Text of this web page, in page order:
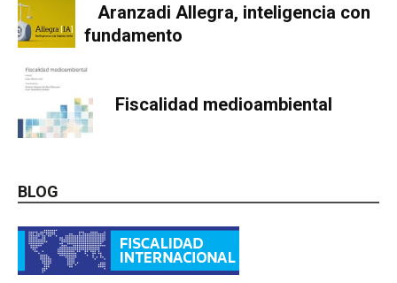
Aranzadi Allegra, inteligencia con
fundamento
Fiscalidad medioambiental
BLOG